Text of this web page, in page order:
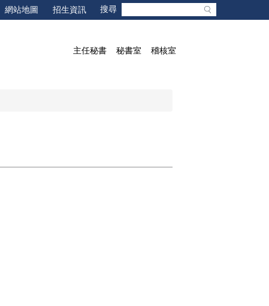
網站地圖 招生資訊
主任秘書 秘書室 稽核室